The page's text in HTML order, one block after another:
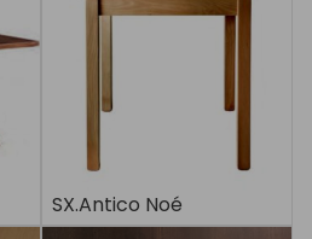
SX.Antico Noé